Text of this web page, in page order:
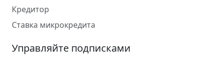
Кредитор
Ставка микрокредита
Управляйте подписками